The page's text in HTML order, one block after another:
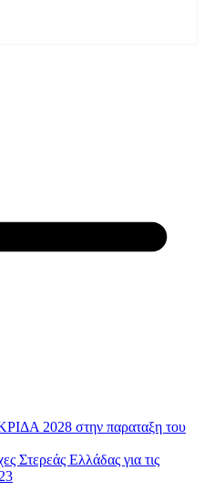
2028 στην παραταξη του
Στερεάς Ελλάδας για τις